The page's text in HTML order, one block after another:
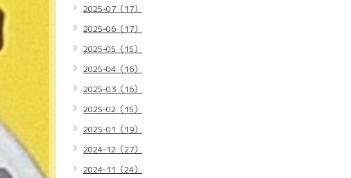
2025-07（17）
2025-06（17）
2025-05（15）
2025-04（16）
2025-03（16）
2025-02（15）
2025-01（19）
2024-12（27）
2024-11（24）